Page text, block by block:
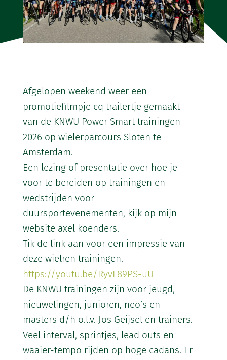
Afgelopen weekend weer een
promotiefilmpje cq trailertje gemaakt
van de KNWU Power Smart trainingen
2026 op wielerparcours Sloten te
Amsterdam.
Een lezing of presentatie over hoe je
voor te bereiden op trainingen en
wedstrijden voor
duursportevenementen, kijk op mijn
website axel koenders.
Tik de link aan voor een impressie van
deze wielren trainingen.
https://youtu.be/RyvL89PS-uU
De KNWU trainingen zijn voor jeugd,
nieuwelingen, junioren, neo’s en
masters d/h o.l.v. Jos Geijsel en trainers.
Veel interval, sprintjes, lead outs en
waaier-tempo rijden op hoge cadans. Er